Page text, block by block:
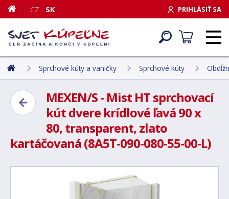
PRIHLÁSIŤ SA
CZ SK
Sprchové kúty a vaničky Sprchové kúty
MEXEN/S - Mist HT sprchovací
kút dvere krídlové ľavá 90 x
80, transparent, zlato
kartáčovaná (8A5T-090-080-55-00-L)